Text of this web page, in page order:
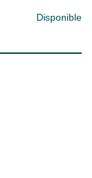
Disponible